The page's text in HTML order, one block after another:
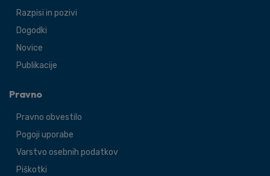
Razpisi in pozivi
Dogodki
Novice
Publikacije
Pravno
Pravno obvestilo
Pogoji uporabe
Varstvo osebnih podatkov
Piškotki